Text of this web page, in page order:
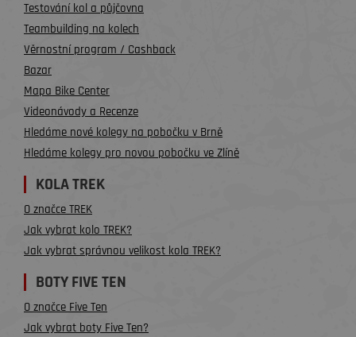
Testování kol a půjčovna
Teambuilding na kolech
Věrnostní program / Cashback
Bazar
Mapa Bike Center
Videonávody a Recenze
Hledáme nové kolegy na pobočku v Brně
Hledáme kolegy pro novou pobočku ve Zlíně
KOLA TREK
O značce TREK
Jak vybrat kolo TREK?
Jak vybrat správnou velikost kola TREK?
BOTY FIVE TEN
O značce Five Ten
Jak vybrat boty Five Ten?